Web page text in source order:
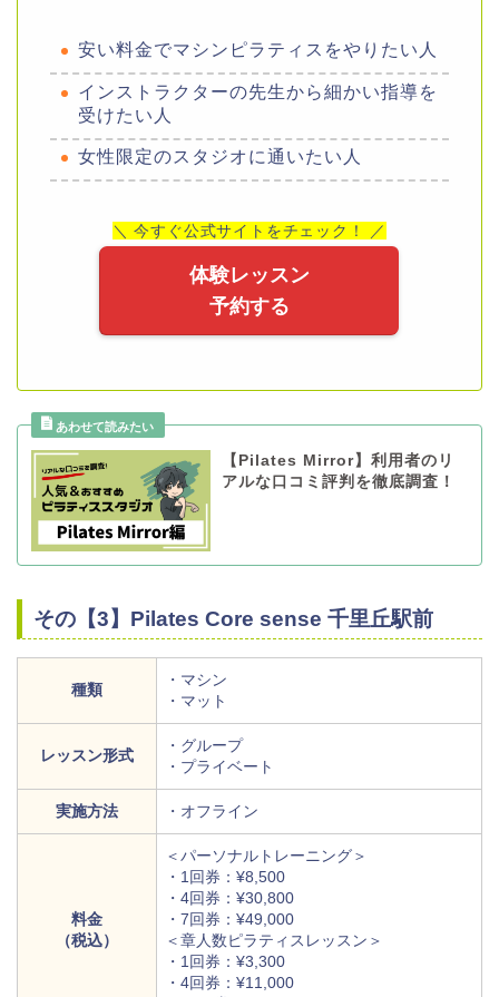
安い料金でマシンピラティスをやりたい人
インストラクターの先生から細かい指導を
受けたい人
女性限定のスタジオに通いたい人
＼ 今すぐ公式サイトをチェック！ ／
体験レッスン
予約する
【Pilates Mirror】利用者のリ
アルな口コミ評判を徹底調査！
その【3】Pilates Core sense 千里丘駅前
種類
・マシン
・マット
レッスン形式
・グループ
・プライベート
実施方法 ・オフライン
料金
（税込）
＜パーソナルトレーニング＞
・1回券：¥8,500
・4回券：¥30,800
・7回券：¥49,000
＜章人数ピラティスレッスン＞
・1回券：¥3,300
・4回券：¥11,000